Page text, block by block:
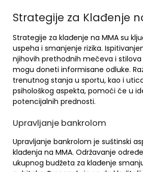
Strategije za Klađenje
Strategije za klađenje na MMA su
uspeha i smanjenje rizika.
njihovih prethodnih mečeva i stilova
mogu doneti informisane odluke.
trenutnog stanja u sportu, kao i
psihološkog aspekta, pomoći će u
potencijalnih prednosti.
Upravljanje bankrolom
Upravljanje bankrolom je suštinski
klađenja na MMA. Održavanje
ukupnog budžeta za klađenje